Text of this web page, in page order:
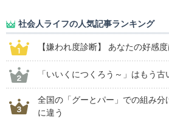
社会人ライフの人気記事ランキング
【嫌われ度診断】 あなたの好感
「いいくにつくろう～」はもう
全国の「グーとパー」での組み分
に違う